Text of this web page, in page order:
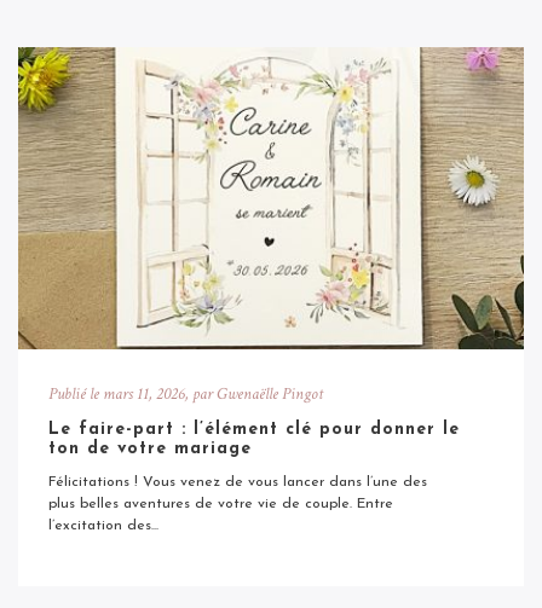
Publié le mars 11, 2026, par Gwenaëlle Pingot
Le faire-part : l’élément clé pour donner le
ton de votre mariage
Félicitations ! Vous venez de vous lancer dans l’une des
plus belles aventures de votre vie de couple. Entre
l’excitation des...